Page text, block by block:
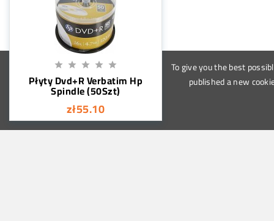
To give you the best
published a new
    
Płyty Dvd+R Verbatim Hp
Spindle (50Szt)
zł55.10